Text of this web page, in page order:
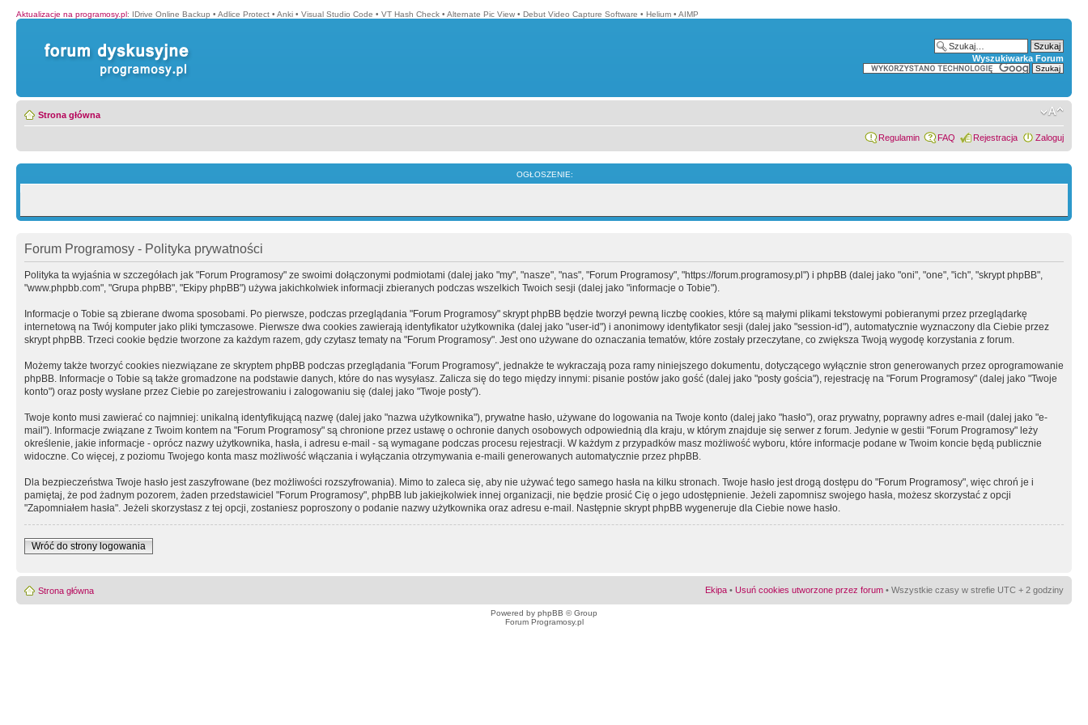
Aktualizacje na programosy.pl: IDrive Online Backup • Adlice Protect • Anki • Visual Studio Code • VT Hash Check • Alternate Pic View • Debut Video Capture Software • Helium • AIMP
Wyszukiwarka Forum
Strona główna
Regulamin FAQ Rejestracja Zaloguj
OGŁOSZENIE:
Forum Programosy - Polityka prywatności
Polityka ta wyjaśnia w szczegółach jak "Forum Programosy" ze swoimi dołączonymi podmiotami (dalej jako "my", "nasze", "nas", "Forum Programosy", "https://forum.programosy.pl") i phpBB (dalej jako "oni", "one", "ich", "skrypt phpBB",
"www.phpbb.com", "Grupa phpBB", "Ekipy phpBB") używa jakichkolwiek informacji zbieranych podczas wszelkich Twoich sesji (dalej jako "informacje o Tobie").
Informacje o Tobie są zbierane dwoma sposobami. Po pierwsze, podczas przeglądania "Forum Programosy" skrypt phpBB będzie tworzył pewną liczbę cookies, które są małymi plikami tekstowymi pobieranymi przez przeglądarkę
internetową na Twój komputer jako pliki tymczasowe. Pierwsze dwa cookies zawierają identyfikator użytkownika (dalej jako "user-id") i anonimowy identyfikator sesji (dalej jako "session-id"), automatycznie wyznaczony dla Ciebie przez
skrypt phpBB. Trzeci cookie będzie tworzone za każdym razem, gdy czytasz tematy na "Forum Programosy". Jest ono używane do oznaczania tematów, które zostały przeczytane, co zwiększa Twoją wygodę korzystania z forum.
Możemy także tworzyć cookies niezwiązane ze skryptem phpBB podczas przeglądania "Forum Programosy", jednakże te wykraczają poza ramy niniejszego dokumentu, dotyczącego wyłącznie stron generowanych przez oprogramowanie
phpBB. Informacje o Tobie są także gromadzone na podstawie danych, które do nas wysyłasz. Zalicza się do tego między innymi: pisanie postów jako gość (dalej jako "posty gościa"), rejestrację na "Forum Programosy" (dalej jako "Twoje
konto") oraz posty wysłane przez Ciebie po zarejestrowaniu i zalogowaniu się (dalej jako "Twoje posty").
Twoje konto musi zawierać co najmniej: unikalną identyfikującą nazwę (dalej jako "nazwa użytkownika"), prywatne hasło, używane do logowania na Twoje konto (dalej jako "hasło"), oraz prywatny, poprawny adres e-mail (dalej jako "e-
mail"). Informacje związane z Twoim kontem na "Forum Programosy" są chronione przez ustawę o ochronie danych osobowych odpowiednią dla kraju, w którym znajduje się serwer z forum. Jedynie w gestii "Forum Programosy" leży
określenie, jakie informacje - oprócz nazwy użytkownika, hasła, i adresu e-mail - są wymagane podczas procesu rejestracji. W każdym z przypadków masz możliwość wyboru, które informacje podane w Twoim koncie będą publicznie
widoczne. Co więcej, z poziomu Twojego konta masz możliwość włączania i wyłączania otrzymywania e-maili generowanych automatycznie przez phpBB.
Dla bezpieczeństwa Twoje hasło jest zaszyfrowane (bez możliwości rozszyfrowania). Mimo to zaleca się, aby nie używać tego samego hasła na kilku stronach. Twoje hasło jest drogą dostępu do "Forum Programosy", więc chroń je i
pamiętaj, że pod żadnym pozorem, żaden przedstawiciel "Forum Programosy", phpBB lub jakiejkolwiek innej organizacji, nie będzie prosić Cię o jego udostępnienie. Jeżeli zapomnisz swojego hasła, możesz skorzystać z opcji
"Zapomniałem hasła". Jeżeli skorzystasz z tej opcji, zostaniesz poproszony o podanie nazwy użytkownika oraz adresu e-mail. Następnie skrypt phpBB wygeneruje dla Ciebie nowe hasło.
Wróć do strony logowania
Strona główna Ekipa • Usuń cookies utworzone przez forum • Wszystkie czasy w strefie UTC + 2 godziny
Powered by phpBB © Group
Forum Programosy.pl